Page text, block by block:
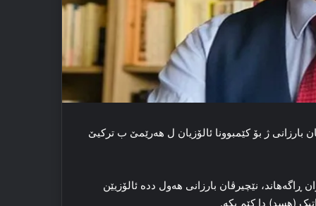
ژ بۆ کێمبوونا ئالۆزیان ل هه‌رێمێ ب ترکیێ
نێچیرڤان بارزانی هه‌ول دده‌ ئالۆزیێن
(هسد) دا کێم بکه‌.